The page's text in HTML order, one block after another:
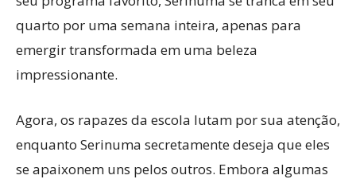
quarto por uma semana inteira, apenas para
emergir transformada em uma beleza
impressionante.
Agora, os rapazes da escola lutam por sua atenção,
enquanto Serinuma secretamente deseja que eles
se apaixonem uns pelos outros. Embora algumas